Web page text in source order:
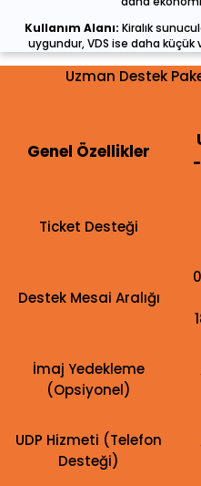
Kullanım Alanı: Kiralık
uygundur, VDS ise daha
Uzman Destek
Genel Özellikler
Ticket Desteği
Destek Mesai Aralığı
İmaj Yedekleme
(Opsiyonel)
UDP Hizmeti (Telefon
Desteği)